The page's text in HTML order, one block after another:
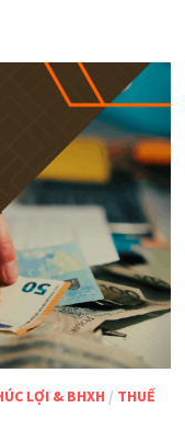
LỢI & BHXH / THUẾ